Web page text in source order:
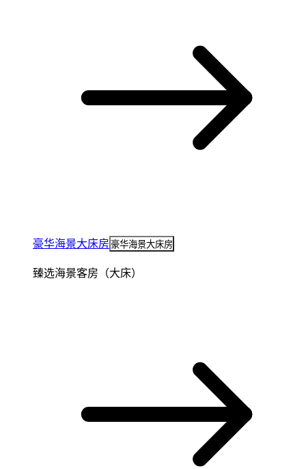
豪华海景大床房 豪华海景大床房
臻选海景客房（大床）